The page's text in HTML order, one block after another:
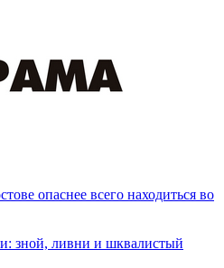
опаснее всего находиться во
зной, ливни и шквалистый